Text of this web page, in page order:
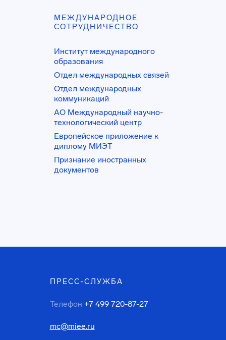
МЕЖДУНАРОДНОЕ
СОТРУДНИЧЕСТВО
Институт международного
образования
Отдел международных связей
Отдел международных
коммуникаций
АО Международный научно-
технологический центр
Европейское приложение к
диплому МИЭТ
Признание иностранных
документов
ПРЕСС-СЛУЖБА
Телефон +7 499 720-87-27
mc@miee.ru